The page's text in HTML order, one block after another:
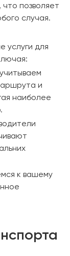
позволяет
случая.
услуги для
и
наиболее
к вашему